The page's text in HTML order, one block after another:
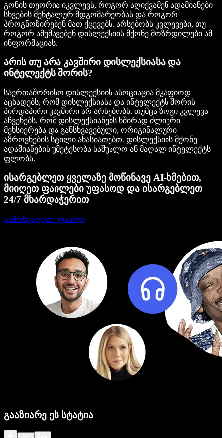
გონის თეორია იკვლევს, როგორ აღიქვამენ ადამიანები
სხვების მენტალურ მდგომარეობას და როგორ
პროგნოზირებენ მათ ქცევებს. არსებობს კვლევები, თუ
როგორ ამუშავებენ დისლექსიის მქონე მოზრდილები ამ
ინფორმაციას.
არის თუ არა კავშირი დისლექსიასა და
ინტელექტს შორის?
საერთაშორისო დისლექსიის ასოციაცია მკაფიოდ
აცხადებს, რომ დისლექსიასა და ინტელექტს შორის
პირდაპირი კავშირი არ არსებობს. თუმცა ზოგი კვლევა
აჩვენებს, რომ დისლექსიანებს ხშირად ძლიერი
მეხსიერება და განსხვავებული, ორიგინალური
აზროვნების სტილი ახასიათებთ. დისლექსიის მქონე
ადამიანების უმეტესობა საშუალო ან მაღალ ინტელექტს
ფლობს.
ისარგებლეთ ყველაზე მოწინავე AI-ხმებით,
მიიღეთ ფაილები უფასოდ და ისარგებლეთ
24/7 მხარდაჭერით
გამოსცადეთ უფასოდ
გააზიარე ეს სტატია